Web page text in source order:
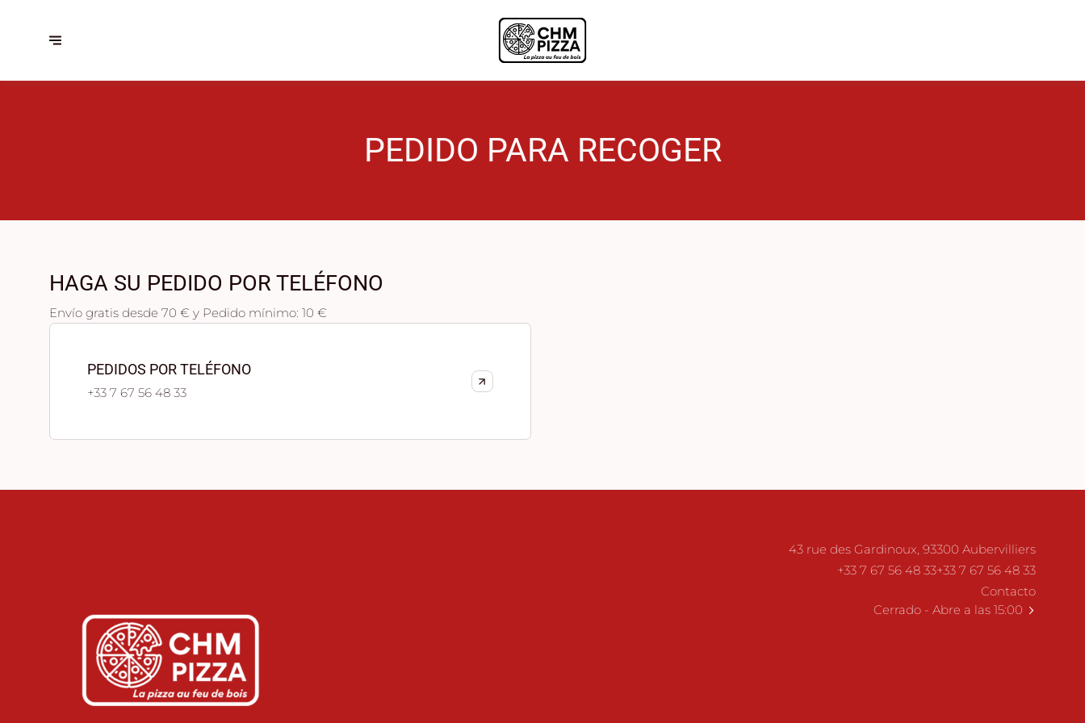
PEDIDO PARA RECOGER
HAGA SU PEDIDO POR TELÉFONO
Envío gratis desde 70 € y Pedido mínimo: 10 €
PEDIDOS POR TELÉFONO
+33 7 67 56 48 33
43 rue des Gardinoux, 93300 Aubervilliers
+33 7 67 56 48 33+33 7 67 56 48 33
Contacto
Cerrado- Abre a las 15:00